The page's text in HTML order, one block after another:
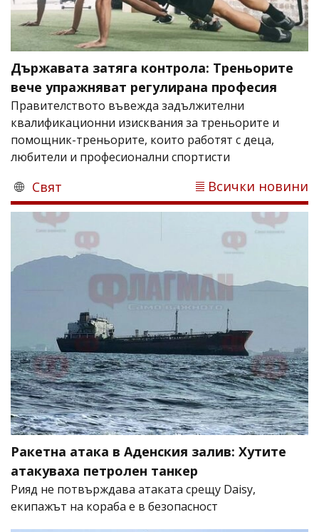
Държавата затяга контрола: Треньорите
вече упражняват регулирана професия
Правителството въвежда задължителни
квалификационни изисквания за треньорите и
помощник-треньорите, които работят с деца,
любители и професионални спортисти
Свят Всички новини
Ракетна атака в Аденския залив: Хутите
атакуваха петролен танкер
Рияд не потвърждава атаката срещу Daisy,
екипажът на кораба е в безопасност